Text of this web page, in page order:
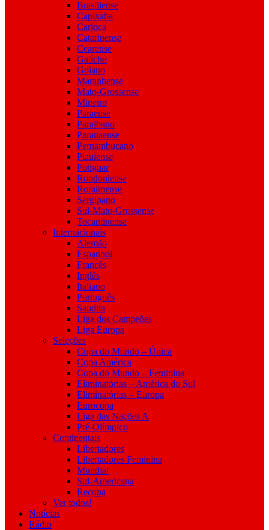
Brasiliense
Capixaba
Carioca
Catarinense
Cearense
Gaúcho
Goiano
Maranhense
Mato-Grossense
Mineiro
Paraense
Paraibano
Paranaense
Pernambucano
Piauiense
Potiguar
Rondoniense
Roraimense
Sergipano
Sul-Mato-Grossense
Tocantinense
Internacionais
Alemão
Espanhol
Francês
Inglês
Italiano
Português
Saudita
Liga dos Campeões
Liga Europa
Seleções
Copa do Mundo – Única
Copa América
Copa do Mundo – Feminina
Eliminatórias – América do Sul
Eliminatórias – Europa
Eurocopa
Liga das Nações A
Pré-Olímpico
Continentais
Libertadores
Libertadores Feminina
Mundial
Sul-Americana
Recopa
Ver todos!
Notícias
Rádio